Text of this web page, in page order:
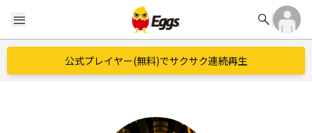
menu search
公式プレイヤー(無料)でサクサク連続再生